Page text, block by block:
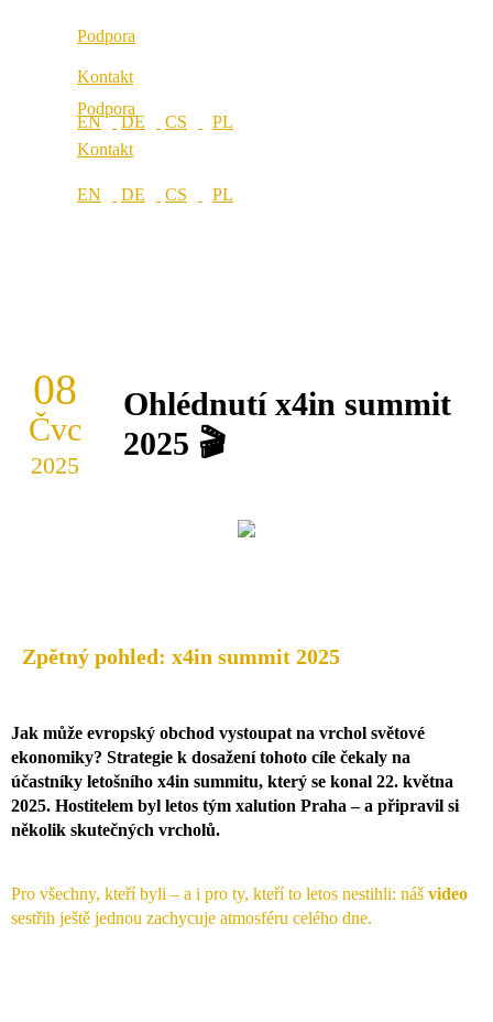
Podpora
Kontakt
Podpora
Kontakt
08
Čvc
2025
Ohlédnutí x4in summit
2025 🎬
Zpětný pohled: x4in summit 2025
Jak může evropský obchod vystoupat na vrchol světové
ekonomiky? Strategie k dosažení tohoto cíle čekaly na
účastníky letošního x4in summitu, který se konal 22. května
2025. Hostitelem byl letos tým xalution Praha – a připravil si
několik skutečných vrcholů.
Pro všechny, kteří byli – a i pro ty, kteří to letos nestihli: náš video
sestřih ještě jednou zachycuje atmosféru celého dne.